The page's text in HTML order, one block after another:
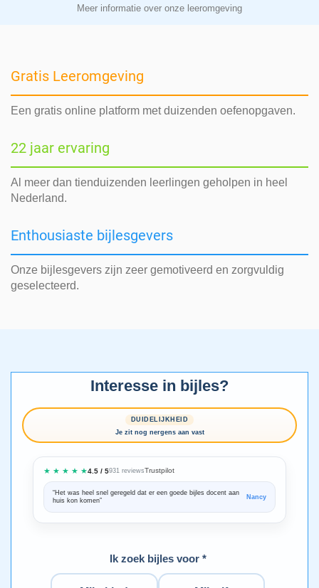
Meer informatie over onze leeromgeving
Gratis Leeromgeving
Een gratis online platform met duizenden oefenopgaven.
22 jaar ervaring
Al meer dan tienduizenden leerlingen geholpen in heel
Nederland.
Enthousiaste bijlesgevers
Onze bijlesgevers zijn zeer gemotiveerd en zorgvuldig
geselecteerd.
Interesse in bijles?
DUIDELIJKHEID
Je zit nog nergens aan vast
★ ★ ★ ★ ★4.5 / 5931 reviewsTrustpilot
“Het was heel snel geregeld dat er een goede bijles docent aan
huis kon komen”
Nancy
Ik zoek bijles voor *